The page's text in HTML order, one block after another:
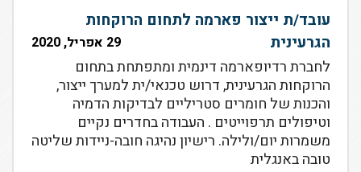
עובד/ת ייצור פארמה לתחום הרוקחות
הגרעינית
29 אפריל, 2020
לחברת רדיופארמה דינמית ומתפתחת בתחום
הרוקחות הגרעינית, דרוש טכנאי/ית למערך ייצור,
והכנות של חומרים סטריליים לבדיקות הדמיה
וטיפולים תרפוייטים . העבודה בחדרים נקיים
משמרות יום/ולילה. רישיון נהיגה חובה-ניידות שליטה
טובה באנגלית